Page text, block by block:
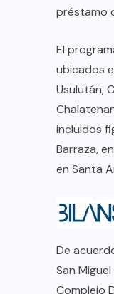
préstamo
El
ubicados
Usulután,
incluidos
Barraza,
en Santa
De
San
Complejo